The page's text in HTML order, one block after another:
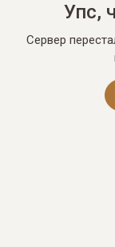
Упс,
Сервер